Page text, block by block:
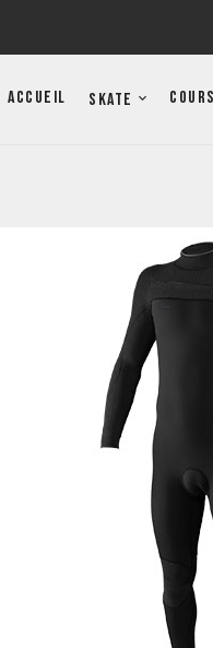
Accueil Skate